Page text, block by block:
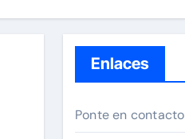
Enlaces
Ponte en contacto